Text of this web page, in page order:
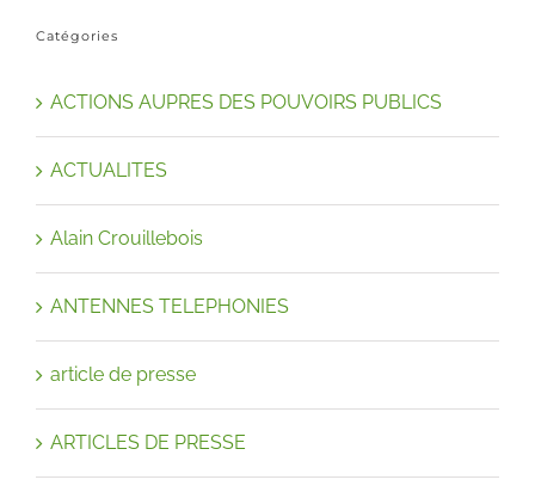
Catégories
ACTIONS AUPRES DES POUVOIRS PUBLICS
ACTUALITES
Alain Crouillebois
ANTENNES TELEPHONIES
article de presse
ARTICLES DE PRESSE